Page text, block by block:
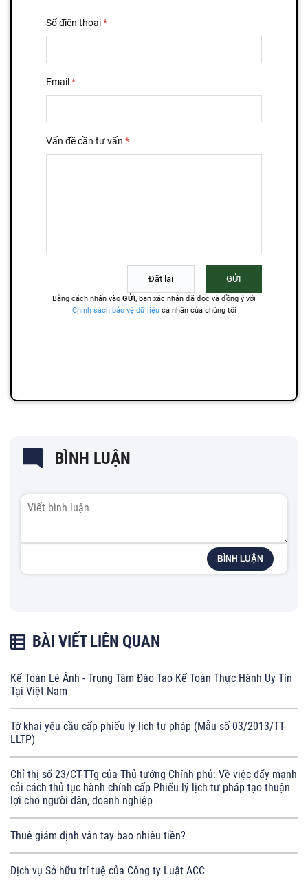
BÌNH LUẬN
BÌNH LUẬN
BÀI VIẾT LIÊN QUAN
Kế Toán Lê Ánh - Trung Tâm Đào Tạo Kế Toán Thực Hành Uy Tín
Tại Việt Nam
Tờ khai yêu cầu cấp phiếu lý lịch tư pháp (Mẫu số 03/2013/TT-
LLTP)
Chỉ thị số 23/CT-TTg của Thủ tướng Chính phủ: Về việc đẩy mạnh
cải cách thủ tục hành chính cấp Phiếu lý lịch tư pháp tạo thuận
lợi cho người dân, doanh nghiệp
Thuê giám định vân tay bao nhiêu tiền?
Dịch vụ Sở hữu trí tuệ của Công ty Luật ACC